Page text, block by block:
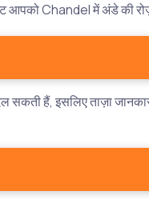
आपको Chandel में अंडे की
हैं, इसलिए ताज़ा